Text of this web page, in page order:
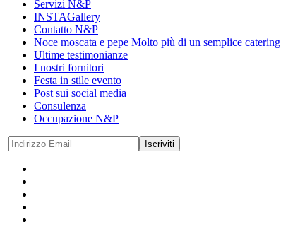
Servizi N&P
INSTAGallery
Contatto N&P
Noce moscata e pepe Molto più di un semplice catering
Ultime testimonianze
I nostri fornitori
Festa in stile evento
Post sui social media
Consulenza
Occupazione N&P
Iscriviti